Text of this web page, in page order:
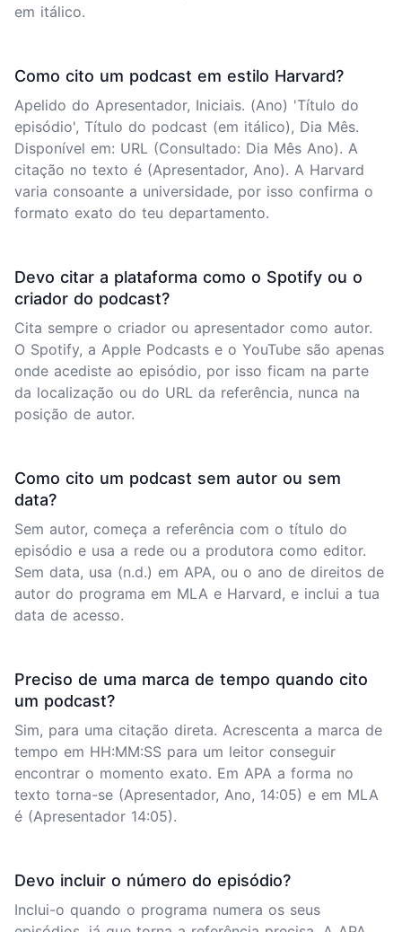
em itálico.
Como cito um podcast em estilo Harvard?
Apelido do Apresentador, Iniciais. (Ano) 'Título do
episódio', Título do podcast (em itálico), Dia Mês.
Disponível em: URL (Consultado: Dia Mês Ano). A
citação no texto é (Apresentador, Ano). A Harvard
varia consoante a universidade, por isso confirma o
formato exato do teu departamento.
Devo citar a plataforma como o Spotify ou o
criador do podcast?
Cita sempre o criador ou apresentador como autor.
O Spotify, a Apple Podcasts e o YouTube são apenas
onde acediste ao episódio, por isso ficam na parte
da localização ou do URL da referência, nunca na
posição de autor.
Como cito um podcast sem autor ou sem
data?
Sem autor, começa a referência com o título do
episódio e usa a rede ou a produtora como editor.
Sem data, usa (n.d.) em APA, ou o ano de direitos de
autor do programa em MLA e Harvard, e inclui a tua
data de acesso.
Preciso de uma marca de tempo quando cito
um podcast?
Sim, para uma citação direta. Acrescenta a marca de
tempo em HH:MM:SS para um leitor conseguir
encontrar o momento exato. Em APA a forma no
texto torna-se (Apresentador, Ano, 14:05) e em MLA
é (Apresentador 14:05).
Devo incluir o número do episódio?
Inclui-o quando o programa numera os seus